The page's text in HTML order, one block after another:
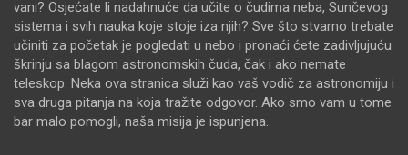
vani? Osjećate li nadahnuće da učite o čudima neba, Sunčevog
sistema i svih nauka koje stoje iza njih? Sve što stvarno trebate
učiniti za početak je pogledati u nebo i pronaći ćete zadivljujuću
škrinju sa blagom astronomskih čuda, čak i ako nemate
teleskop. Neka ova stranica služi kao vaš vodič za astronomiju i
sva druga pitanja na koja tražite odgovor. Ako smo vam u tome
bar malo pomogli, naša misija je ispunjena.